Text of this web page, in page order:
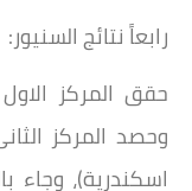
رابعاً نتائج السنيور:
حقق المركز
وحصد المركز
اسكندرية)، وجاء